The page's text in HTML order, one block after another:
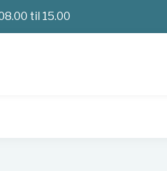
til 15.00